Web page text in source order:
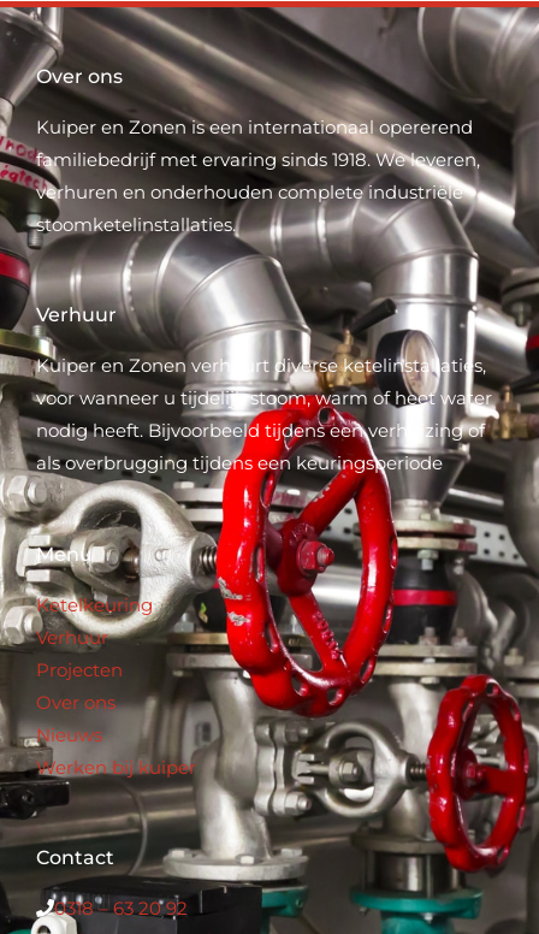
Over ons
Kuiper en Zonen is een internationaal opererend
familiebedrijf met ervaring sinds 1918. We leveren,
verhuren en onderhouden complete industriële
stoomketelinstallaties.
Verhuur
Kuiper en Zonen verhuurt diverse ketelinstallaties,
voor wanneer u tijdelijk stoom, warm of heet water
nodig heeft. Bijvoorbeeld tijdens een verhuizing of
als overbrugging tijdens een keuringsperiode
Menu
Ketelkeuring
Verhuur
Projecten
Over ons
Nieuws
Werken bij kuiper
Contact
0318 – 63 20 92